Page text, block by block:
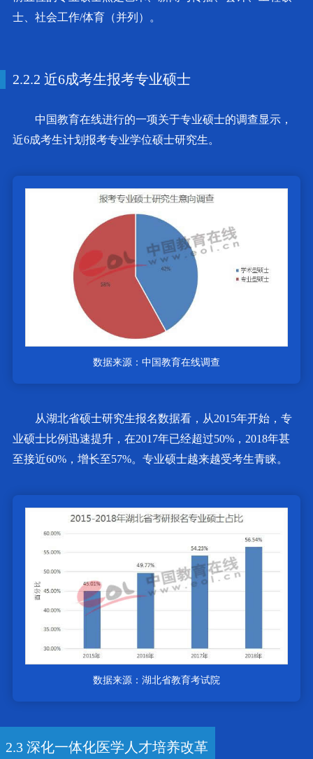
士、社会工作/体育（并列）。
2.2.2 近6成考生报考专业硕士
中国教育在线进行的一项关于专业硕士的调查显示，
近6成考生计划报考专业学位硕士研究生。
数据来源：中国教育在线调查
从湖北省硕士研究生报名数据看，从2015年开始，专
业硕士比例迅速提升，在2017年已经超过50%，2018年甚
至接近60%，增长至57%。专业硕士越来越受考生青睐。
数据来源：湖北省教育考试院
2.3 深化一体化医学人才培养改革